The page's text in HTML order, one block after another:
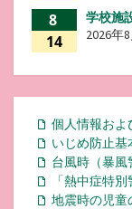
8
14
学校施
2026年
個人情報およ
いじめ防止基
台風時（暴
「熱中症特
地震時の児童